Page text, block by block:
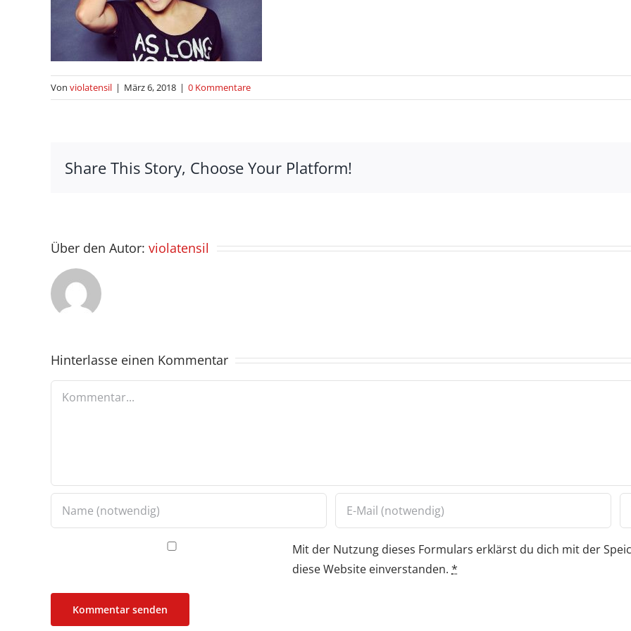
Von violatensil | März 6, 2018 | 0 Kommentare
Share This Story, Choose Your Platform!
Über den Autor: violatensil
Hinterlasse einen Kommentar
Kommentar
Mit der Nutzung dieses Formulars erklärst du dich mit der
diese Website einverstanden. *